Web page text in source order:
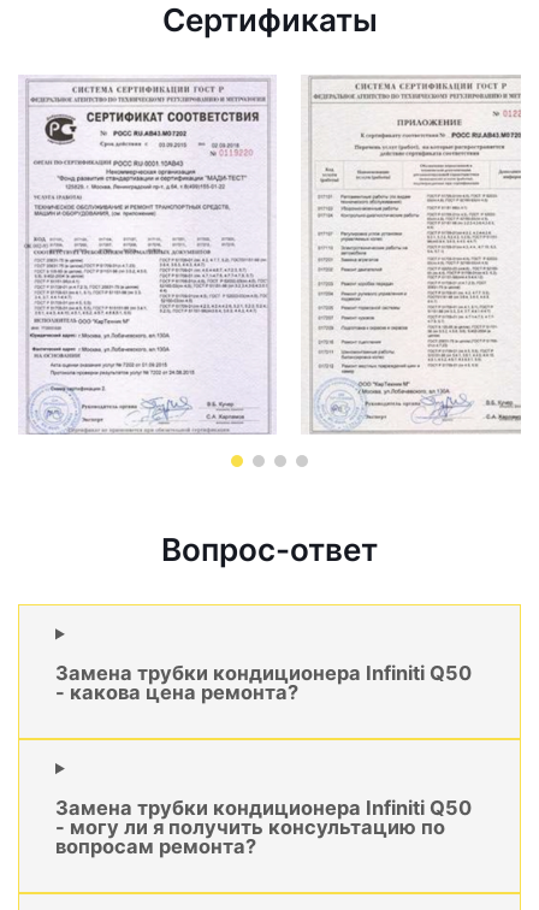
Сертификаты
Вопрос-ответ
Замена трубки кондиционера Infiniti Q50
- какова цена ремонта?
Замена трубки кондиционера Infiniti Q50
- могу ли я получить консультацию по
вопросам ремонта?